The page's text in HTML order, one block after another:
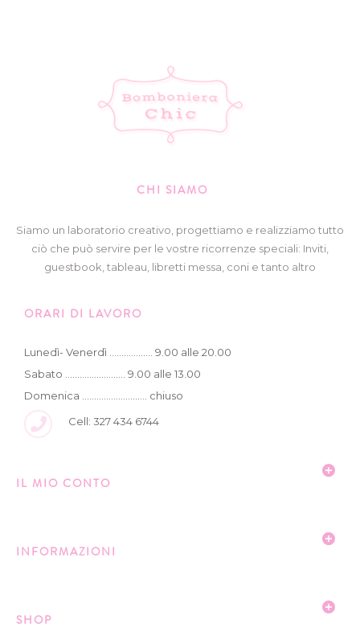
CHI SIAMO
Siamo un laboratorio creativo, progettiamo e realizziamo tutto
ciò che può servire per le vostre ricorrenze speciali: Inviti,
guestbook, tableau, libretti messa, coni e tanto altro
ORARI DI LAVORO
Lunedì- Venerdì .................. 9.00 alle 20.00
Sabato ......................... 9.00 alle 13.00
Domenica ........................... chiuso
Cell: 327 434 6744
IL MIO CONTO
INFORMAZIONI
SHOP